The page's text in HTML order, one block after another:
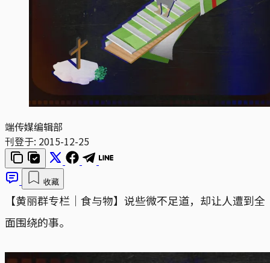
端传媒编辑部
刊登于: 2015-12-25
收藏
【黄丽群专栏｜食与物】说些微不足道，却让人遭到全
面围绕的事。